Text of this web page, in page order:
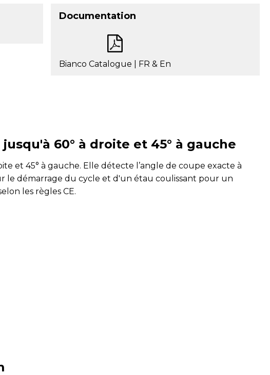
Documentation
Bianco Catalogue | FR & En
60° à droite et 45° à gauche
et 45° à gauche. Elle détecte l’angle de coupe exacte à
le démarrage du cycle et d'un étau coulissant pour un
les règles CE.